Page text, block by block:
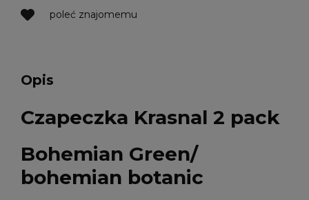
poleć znajomemu
Opis
Czapeczka Krasnal 2 pack
Bohemian Green/
bohemian botanic